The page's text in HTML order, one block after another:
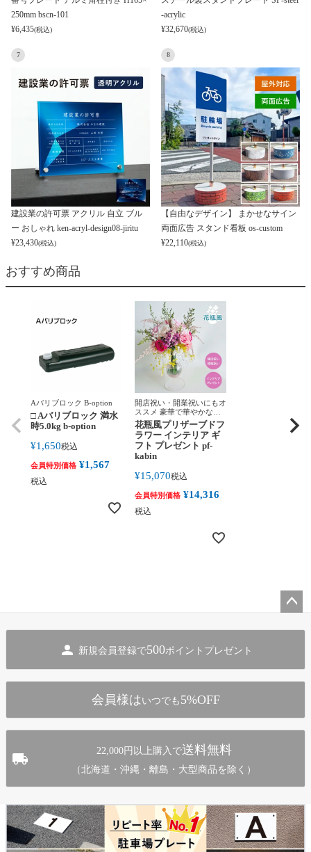
250mm bscn-101
¥6,435(税込)
-acrylic
¥32,670(税込)
7
建設業の許可票 アクリル 自立 ブル
ー おしゃれ ken-acryl-design08-jiritu
¥23,430(税込)
8
【自由なデザイン】 まかせなサイン
両面広告 スタンド看板 os-custom
¥22,110(税込)
おすすめ商品
Aバリブロック B-option
□ Aバリブロック 満水
時5.0kg b-option
¥1,650税込
会員特別価格 ¥1,567
税込
開店祝い・開業祝いにもオ
ススメ 豪華で華やかな花
瓶付きプリザーブドフラワ
ー
花瓶風プリザーブドフ
ラワー インテリア ギ
フト プレゼント pf-
kabin
¥15,070税込
会員特別価格 ¥14,316
税込
新規会員登録で500ポイントプレゼント
会員様は いつでも 5%OFF
22,000円以上購入で送料無料
（北海道・沖縄・離島・大型商品を除く）